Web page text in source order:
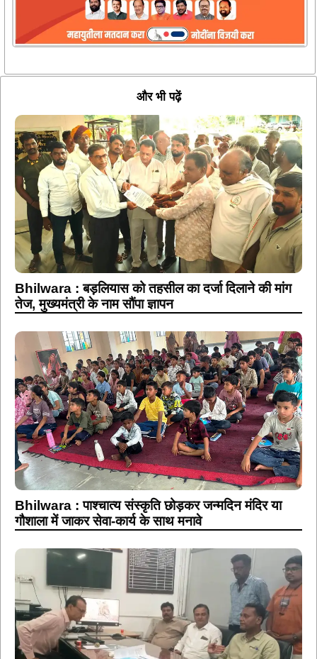
और भी पढ़ें
Bhilwara : बड़लियास को तहसील का दर्जा दिलाने की मांग
तेज, मुख्यमंत्री के नाम सौंपा ज्ञापन
Bhilwara : पाश्चात्य संस्कृति छोड़कर जन्मदिन मंदिर या
गौशाला में जाकर सेवा-कार्य के साथ मनावे